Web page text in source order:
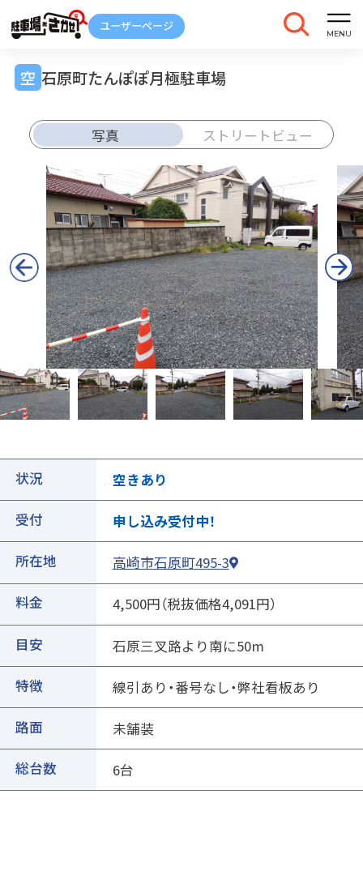
石原町たんぽぽ月極駐車場
写真 ストリートビュー
状況 空きあり
受付 申し込み受付中！
所在地 高崎市石原町495-3
料金 4,500円（税抜価格4,091円）
目安 石原三叉路より南に50m
特徴 線引あり・番号なし・弊社看板あり
路面 未舗装
総台数 6台
解約
車庫証明
発行
トラブル
報告
ご契約中の駐車場ページのボタン
①ご契約中の駐車場の詳細ページを開きます
②ページ中ほどの各種ボタンを押します